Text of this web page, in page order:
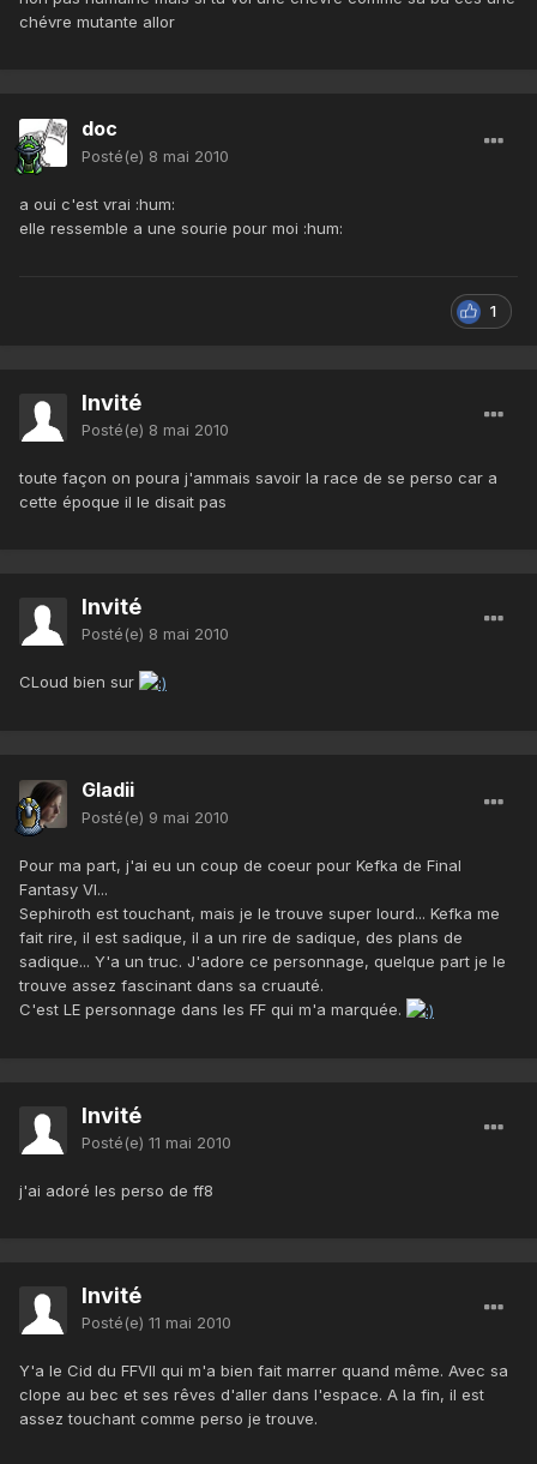
chévre mutante allor
doc
Posté(e) 8 mai 2010
a oui c'est vrai :hum:
elle ressemble a une sourie pour moi :hum:
1
Invité
Posté(e) 8 mai 2010
toute façon on poura j'ammais savoir la race de se perso car a
cette époque il le disait pas
Invité
Posté(e) 8 mai 2010
CLoud bien sur
Gladii
Posté(e) 9 mai 2010
Pour ma part, j'ai eu un coup de coeur pour Kefka de Final
Fantasy VI...
Sephiroth est touchant, mais je le trouve super lourd... Kefka me
fait rire, il est sadique, il a un rire de sadique, des plans de
sadique... Y'a un truc. J'adore ce personnage, quelque part je le
trouve assez fascinant dans sa cruauté.
C'est LE personnage dans les FF qui m'a marquée.
Invité
Posté(e) 11 mai 2010
j'ai adoré les perso de ff8
Invité
Posté(e) 11 mai 2010
Y'a le Cid du FFVII qui m'a bien fait marrer quand même. Avec sa
clope au bec et ses rêves d'aller dans l'espace. A la fin, il est
assez touchant comme perso je trouve.